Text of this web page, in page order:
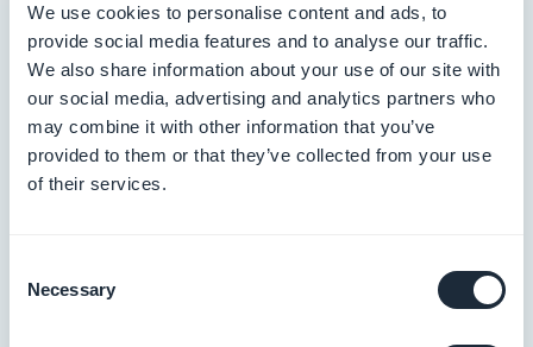
We use cookies to personalise content and ads, to
provide social media features and to analyse our traffic.
We also share information about your use of our site with
our social media, advertising and analytics partners who
may combine it with other information that you’ve
provided to them or that they’ve collected from your use
of their services.
Selection
Necessary